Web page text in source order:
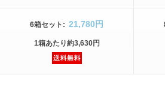
6箱セット : 21,780円
1箱あたり約3,630円